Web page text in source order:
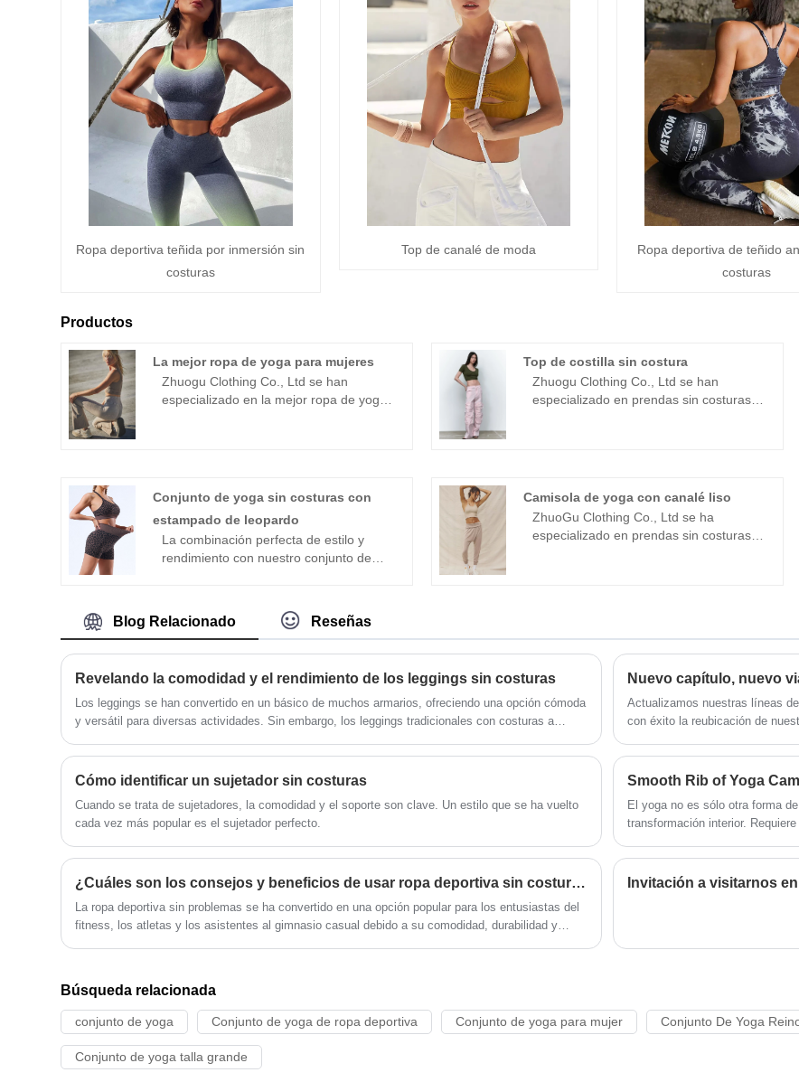
Ropa deportiva teñida por inmersión sin
costuras
Top de canalé de moda
Ropa deportiva de teñido
costuras
Productos
La mejor ropa de yoga para mujeres
Zhuogu Clothing Co., Ltd se han
especializado en la mejor ropa de yoga
razonable. y negociaciones comerciales.
Top de costilla sin costura
Zhuogu Clothing Co., Ltd se han
especializado en prendas sin costuras
Conjunto de yoga sin costuras con
estampado de leopardo
La combinación perfecta de estilo y
rendimiento con nuestro conjunto de
leopardo y correas elásticas para los
hombros, este conjunto garantiza un
costuras brinda máxima comodidad y
una silueta suave, mientras que el
diseño que levanta el trasero realza tus
ejercicios con este feroz y funcional set
de yoga, perfecto para cualquier estilo
de vida activo.
Camisola de yoga con canalé liso
ZhuoGu Clothing Co., Ltd se ha
especializado en prendas sin costuras
credibilidad", con gestión científica
Métodos, fuerte fuerza técnica,
continuará profundizando la reforma, el
mecanismo de innovación, adaptarse al
mercado, desarrollo integral,
bienvenidos amigos de todos los
orientación y negociaciones
Blog Relacionado Reseñas
Revelando la comodidad y el rendimiento de los leggings sin costuras
Los leggings se han convertido en un básico de muchos armarios, ofreciendo una opción cómoda
y versátil para diversas actividades. Sin embargo, los leggings tradicionales con costuras a
rendimiento. Aquí es donde entran los leggings sin costuras, que revolucionan el mundo de los
leggings con su confección suave y sin costuras. Exploremos el mundo de los leggings sin
por qué podrían ser el complemento perfecto para su colección de ropa deportiva.
Actualizamos nuestras líneas
con éxito la reubicación de
como una empresa líder en el
satisfacer la creciente
costuras, sino también una
Cómo identificar un sujetador sin costuras
Cuando se trata de sujetadores, la comodidad y el soporte son clave. Un estilo que se ha vuelto
cada vez más popular es el sujetador perfecto.
El yoga no es sólo otra forma
transformación interior.
diferencia.
¿Cuáles son los consejos y beneficios de usar ropa deportiva sin costuras?
La ropa deportiva sin problemas se ha convertido en una opción popular para los entusiastas del
fitness, los atletas y los asistentes al gimnasio casual debido a su comodidad, durabilidad y
Búsqueda relacionada
conjunto de yoga Conjunto de yoga de ropa deportiva Conjunto de yoga para mujer Conjunto De Yoga
Conjunto de yoga talla grande